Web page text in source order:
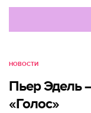
НОВОСТИ
Пьер Эдель
«Голос»